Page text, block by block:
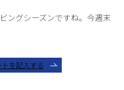
ングシーズンですね。今週末
トを記入する